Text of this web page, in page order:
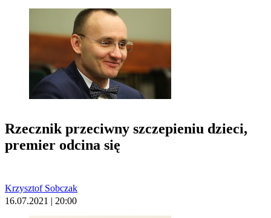
Rzecznik przeciwny szczepieniu dzieci,
premier odcina się
Krzysztof Sobczak
16.07.2021 | 20:00